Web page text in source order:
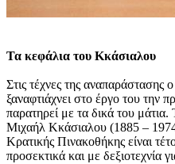
Τα κεφάλια του Κκάσιαλου
Στις τέχνες της αναπαράστασης
ξαναφτιάχνει στο έργο του την
παρατηρεί με τα δικά του
Μιχαήλ Κκάσιαλου (1885 –
Κρατικής Πινακοθήκης είναι
προσεκτικά και με δεξιοτεχνία